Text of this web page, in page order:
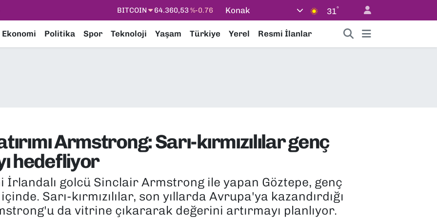
DOLAR 47,7069%0.17
STERLİN
64,1897%0.02
Konak 31°
Ekonomi Politika Spor Teknoloji Yaşam Türkiye Yerel Resmi İlanlar
Armstrong: Sarı-kırmızılılar genç
hedefliyor
golcü Sinclair Armstrong ile yapan Göztepe, genç
Sarı-kırmızılılar, son yıllarda Avrupa'ya kazandırdığı
da vitrine çıkararak değerini artırmayı planlıyor.